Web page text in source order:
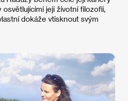
její životní filozofii,
dokáže vtisknout svým